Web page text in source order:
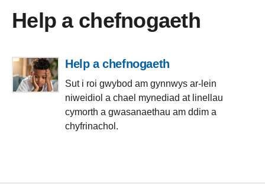
Help a chefnogaeth
Help a chefnogaeth
Sut i roi gwybod am gynnwys ar-lein
niweidiol a chael mynediad at linellau
cymorth a gwasanaethau am ddim a
chyfrinachol.